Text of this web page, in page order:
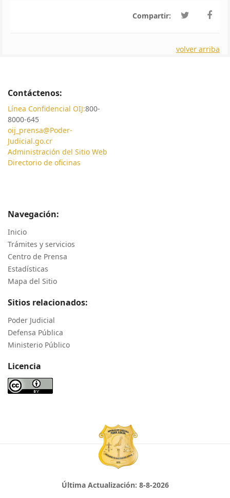
Compartir:
volver arriba
Contáctenos:
Línea Confidencial OIJ:800-
8000-645
oij_prensa@Poder-
Judicial.go.cr
Administración del Sitio Web
Directorio de oficinas
Navegación:
Inicio
Trámites y servicios
Centro de Prensa
Estadísticas
Mapa del Sitio
Sitios relacionados:
Poder Judicial
Defensa Pública
Ministerio Público
Licencia
Última Actualización: 8-8-2026